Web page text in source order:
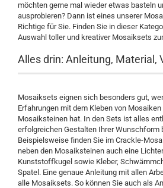
möchten gerne mal wieder etwas basteln
ausprobieren? Dann ist eines unserer
Richtige für Sie. Finden Sie in dieser
Auswahl toller und kreativer Mosaiksets
Alles drin: Anleitung, Material,
Mosaiksets eignen sich besonders gut,
Erfahrungen mit dem Kleben von
Mosaiksteinen hat. In den Sets ist alles
erfolgreichen Gestalten Ihrer Wunschform
Beispielsweise finden Sie im Crackle-
neben den Mosaiksteinen auch eine
Kunststoffkugel sowie Kleber,
Spatel. Eine genaue Anleitung mit allen
alle Mosaiksets. So können Sie auch als